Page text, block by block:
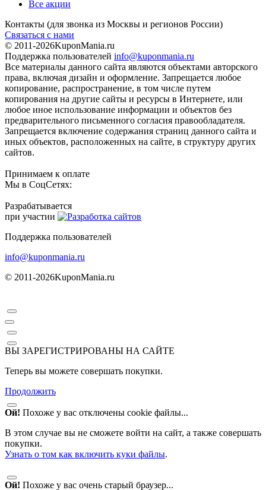
Все акции
Контакты (для звонка из Москвы и регионов России)
Связаться с нами
© 2011-2026KuponMania.ru
Поддержка пользователей info@kuponmania.ru
Все материалы данного сайта являются объектами авторского
права, включая дизайн и оформление. Запрещается любое
копирование, распространение, в том числе путем
копирования на другие сайты и ресурсы в Интернете, или
любое иное использование информации и объектов без
предварительного письменного согласия правообладателя.
Запрещается включение содержания страниц данного сайта и
иных объектов, расположенных на сайте, в структуру других
сайтов.
Принимаем к оплате
Мы в СоцСетях:
Разрабатывается
при участии
Поддержка пользователей
info@kuponmania.ru
© 2011-2026KuponMania.ru
ВЫ ЗАРЕГИСТРИРОВАНЫ НА САЙТЕ
Теперь вы можете совершать покупки.
Продолжить
Ой! Похоже у вас отключены cookie файлы...
В этом случае вы не сможете войти на сайт, а также совершать
покупки.
Узнать о том как включить куки файлы.
Ой! Похоже у вас очень старый браузер...